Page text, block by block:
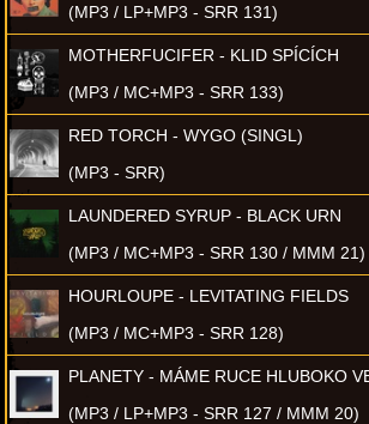
(MP3 / LP+MP3 - SRR 131)
MOTHERFUCIFER - KLID SPÍCÍCH
(MP3 / MC+MP3 - SRR 133)
RED TORCH - WYGO (SINGL)
(MP3 - SRR)
LAUNDERED SYRUP - BLACK URN
(MP3 / MC+MP3 - SRR 130 / MMM 21)
HOURLOUPE - LEVITATING FIELDS
(MP3 / MC+MP3 - SRR 128)
PLANETY - MÁME RUCE HLUBOKO
(MP3 / LP+MP3 - SRR 127 / MMM 20)